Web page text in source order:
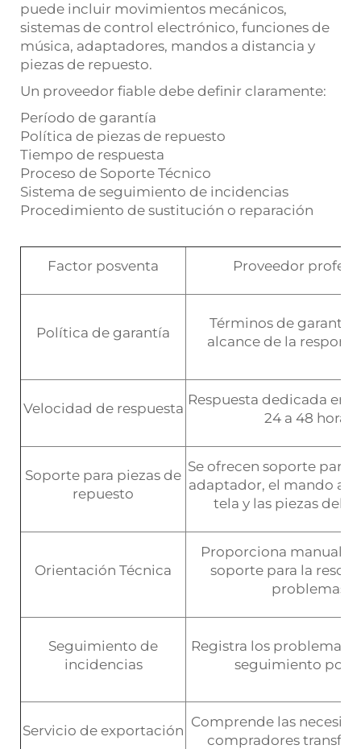
puede incluir movimientos mecánicos,
sistemas de control electrónico, funciones de
música, adaptadores, mandos a distancia y
piezas de repuesto.
Un proveedor fiable debe definir claramente:
Período de garantía
Política de piezas de repuesto
Tiempo de respuesta
Proceso de Soporte Técnico
Sistema de seguimiento de incidencias
Procedimiento de sustitución o reparación
Factor posventa Proveedor
Política de garantía
Términos de garantía
alcance de la
Velocidad de respuesta
Respuesta dedicada en
24 a 48 horas
Soporte para piezas de
repuesto
Se ofrecen soporte para
adaptador, el mando a
tela y las piezas del
Orientación Técnica
Proporciona
soporte para la
problemas
Seguimiento de
incidencias
Registra los problemas
seguimiento por
Servicio de exportación
Comprende las
compradores